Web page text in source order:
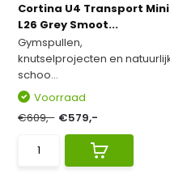
Cortina U4 Transport Mini
L26 Grey Smoot...
Gymspullen,
knutselprojecten en
schoo...
Voorraad
€609,- €579,-